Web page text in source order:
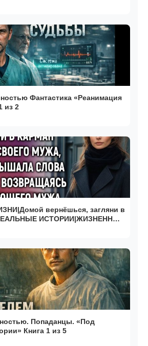
Фантастика «Реанимация
из 2
вернёшься, загляни в
ИСТОРИИ|ЖИЗНЕННЫЕ
Попаданцы. «Под
Книга 1 из 5